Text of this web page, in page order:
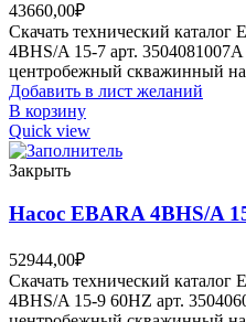
43660,00₽
Скачать технический
4BHS/A 15-7 арт.
центробежный скважинный
Добавить в лист желаний
В корзину
Quick view
Закрыть
Насос EBARA 4BHS/A
52944,00₽
Скачать технический
4BHS/A 15-9 60HZ арт.